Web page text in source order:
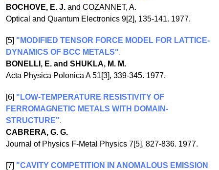
BOCHOVE, E. J. and COZANNET, A.
Optical and Quantum Electronics 9[2], 135-141. 1977.
[5] "MODIFIED TENSOR FORCE MODEL FOR LATTICE-
DYNAMICS OF BCC METALS".
BONELLI, E. and SHUKLA, M. M.
Acta Physica Polonica A 51[3], 339-345. 1977.
[6] "LOW-TEMPERATURE RESISTIVITY OF
FERROMAGNETIC METALS WITH DOMAIN-
STRUCTURE".
CABRERA, G. G.
Journal of Physics F-Metal Physics 7[5], 827-836. 1977.
[7] "CAVITY COMPETITION IN ANOMALOUS EMISSION